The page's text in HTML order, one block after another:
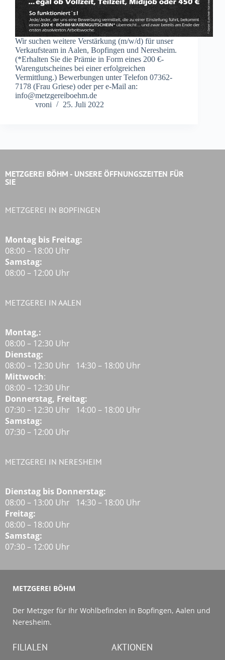
Wir suchen weitere Verstärkung (m/w/d) für unser
Verkaufsteam in Aalen, Bopfingen und Neresheim.
(*Erhalten Sie die Prämie in Form eines 200 €-
Warengutscheines bei einer erfolgreichen
Vermittlung.) Bewerbungen unter Telefon 07362-
7178 (Frau Griese) oder per e-Mail an:
info@metzgereiboehm.de
vroni
25. Juli 2022
METZGEREI BÖHM - UNSERE ÖFFNUNGSZEITEN FÜR
SIE
METZGEREI IN BOPFINGEN
Montag bis Freitag:
08:00 – 18:00 Uhr
Samstag:
08:00 – 12:00 Uhr
METZGEREI IN AALEN
Montag,:
08:00 – 12:30 Uhr
Dienstag:
08:00 – 12:30 Uhr 14:30 – 18:00 Uhr
Mittwoch:
08:00 – 12:30 Uhr
Donnerstag, Freitag:
07:30 – 12:30 Uhr 14:00 – 18:00 Uhr
Samstag:
07:30 – 12:00 Uhr
METZGEREI IN NERESHEIM
Dienstag bis Donnerstag:
08:00 – 13:00 Uhr 14:30 – 18:00 Uhr
Freitag:
08:00 – 18:00 Uhr
Samstag:
07:30 – 12:00 Uhr
METZGEREI BÖHM
Der Metzger für Ihr Wohlbefinden in Bopfingen, Aalen und
Neresheim.
FILIALEN AKTIONEN